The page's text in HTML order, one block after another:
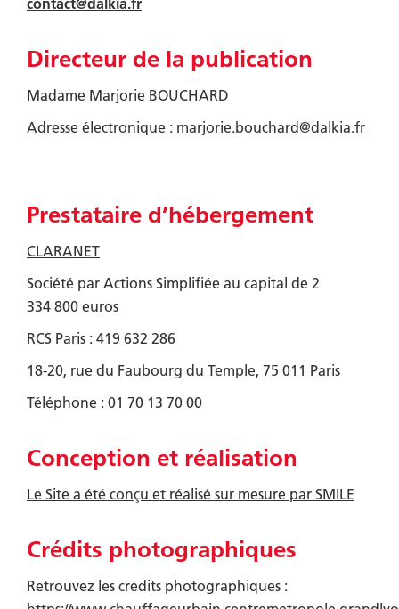
Directeur de la publication
Madame Marjorie BOUCHARD
Adresse électronique : marjorie.bouchard@dalkia.fr
Prestataire d’hébergement
CLARANET
Société par Actions Simplifiée au capital de 2
334 800 euros
RCS Paris : 419 632 286
18-20, rue du Faubourg du Temple, 75 011 Paris
Téléphone : 01 70 13 70 00
Conception et réalisation
Le Site a été conçu et réalisé sur mesure par SMILE
Crédits photographiques
Retrouvez les crédits photographiques :